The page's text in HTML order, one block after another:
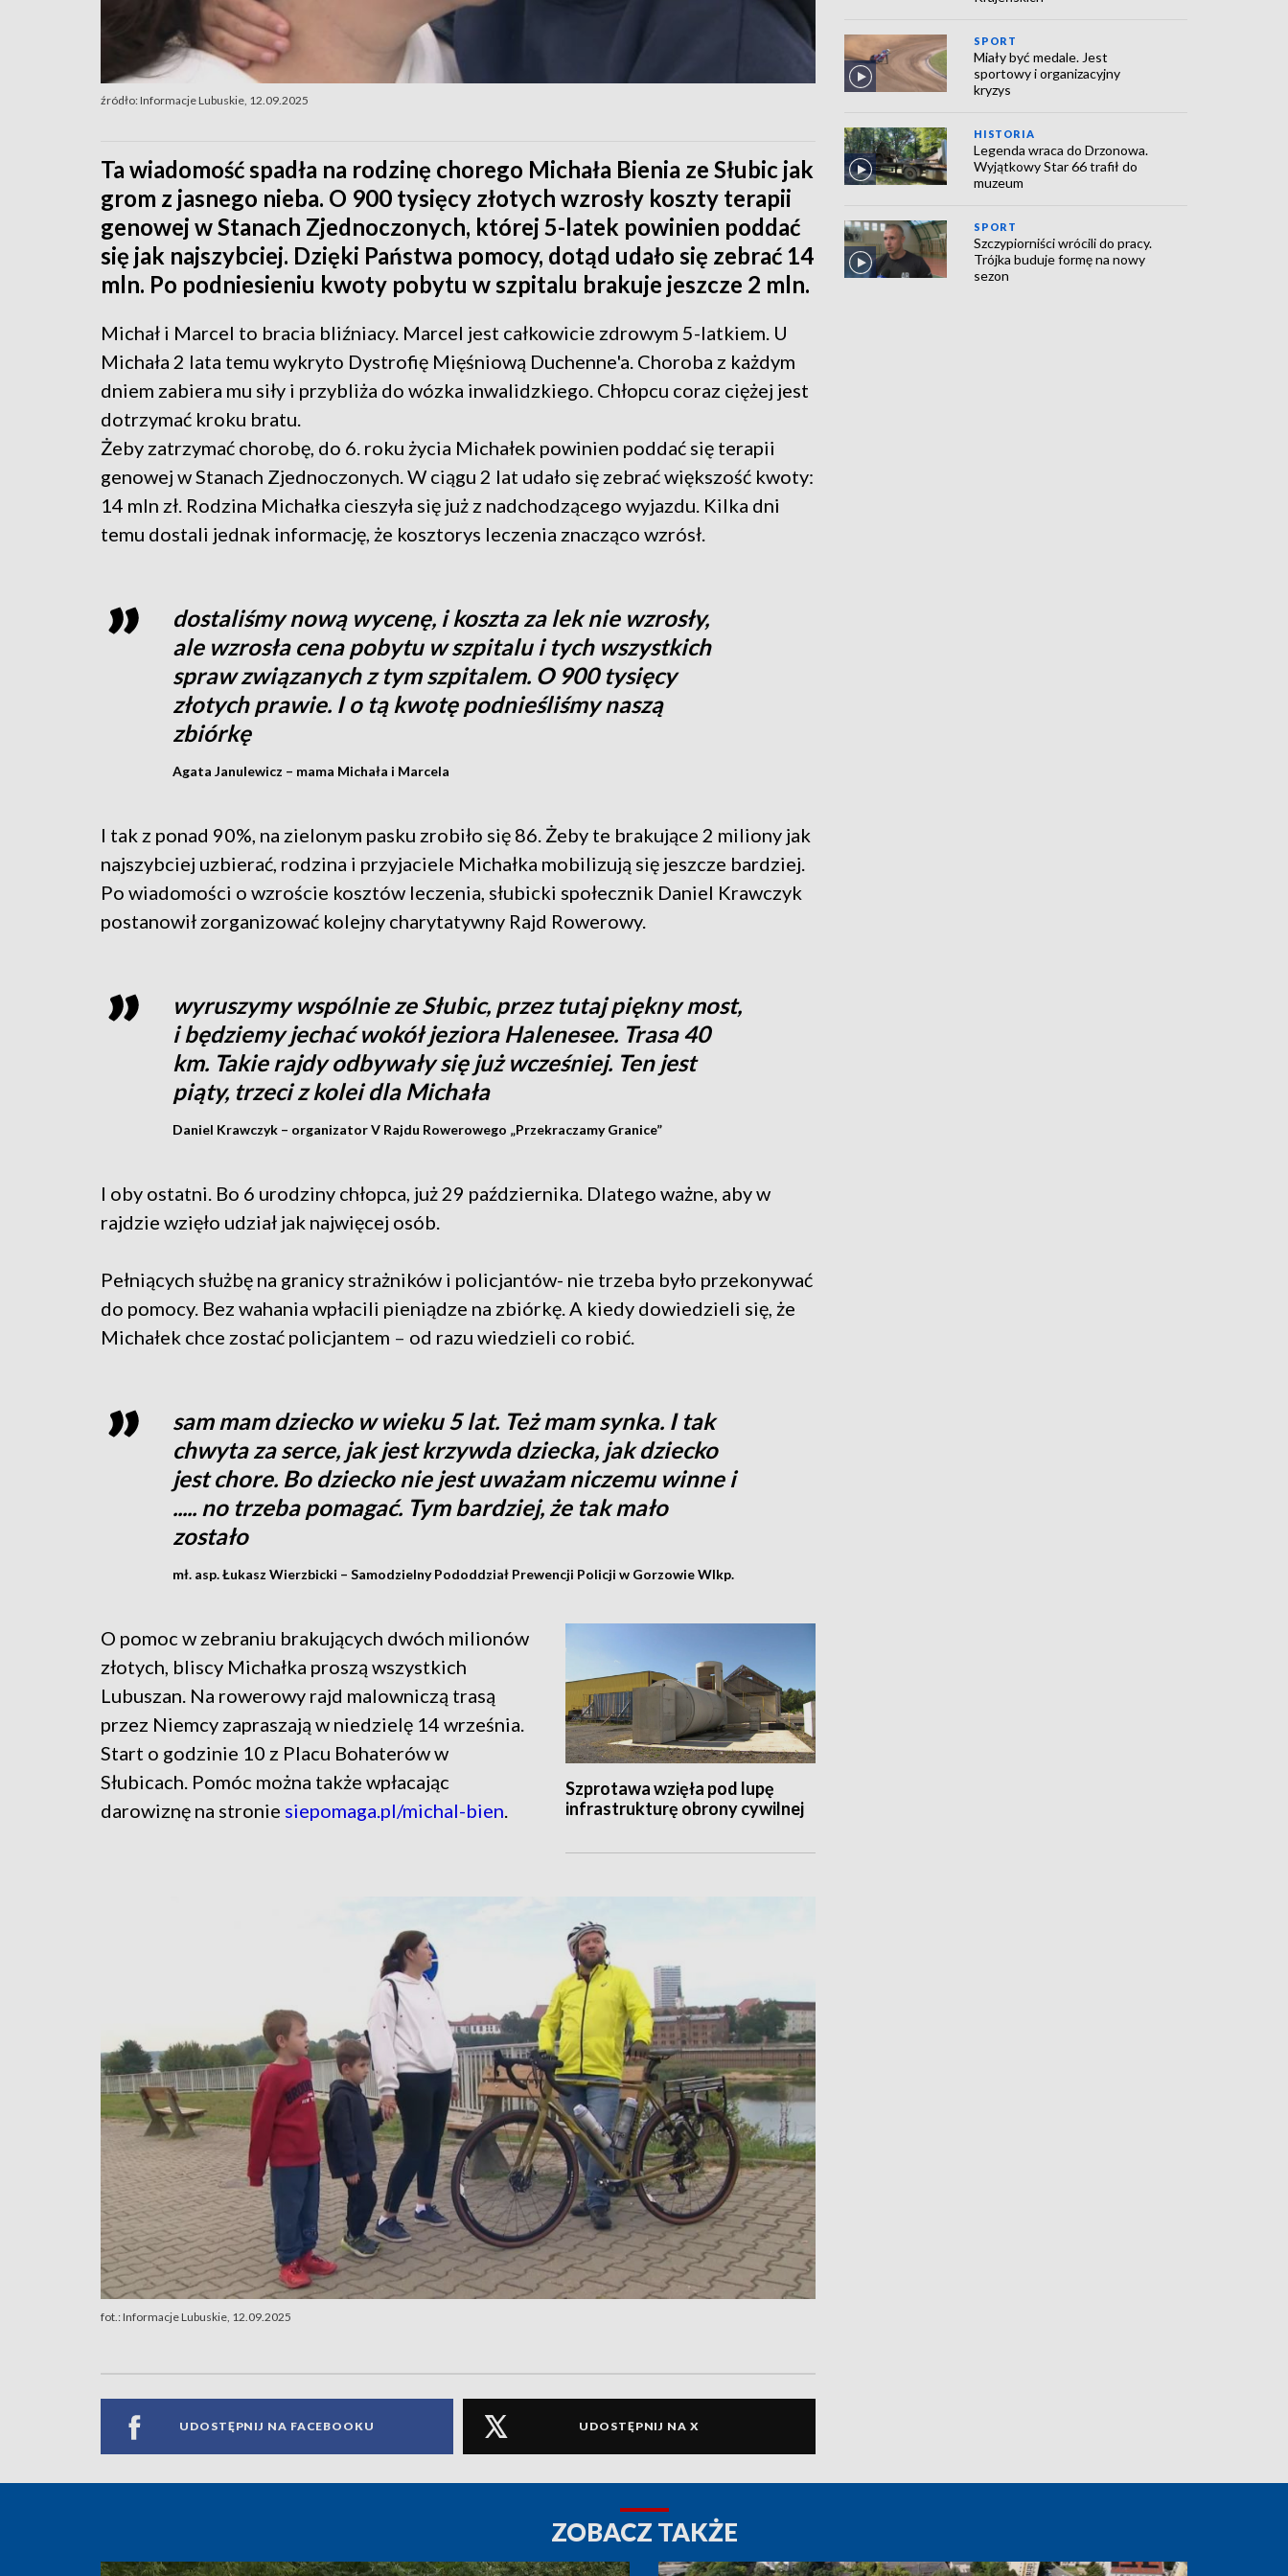
źródło: Informacje Lubuskie, 12.09.2025
Ta wiadomość spadła na rodzinę chorego Michała Bienia ze Słubic jak
grom z jasnego nieba. O 900 tysięcy złotych wzrosły koszty terapii
genowej w Stanach Zjednoczonych, której 5-latek powinien poddać
się jak najszybciej. Dzięki Państwa pomocy, dotąd udało się zebrać 14
mln. Po podniesieniu kwoty pobytu w szpitalu brakuje jeszcze 2 mln.
Michał i Marcel to bracia bliźniacy. Marcel jest całkowicie zdrowym 5-latkiem. U
Michała 2 lata temu wykryto Dystrofię Mięśniową Duchenne'a. Choroba z każdym
dniem zabiera mu siły i przybliża do wózka inwalidzkiego. Chłopcu coraz ciężej jest
dotrzymać kroku bratu.
Żeby zatrzymać chorobę, do 6. roku życia Michałek powinien poddać się terapii
genowej w Stanach Zjednoczonych. W ciągu 2 lat udało się zebrać większość kwoty:
14 mln zł. Rodzina Michałka cieszyła się już z nadchodzącego wyjazdu. Kilka dni
temu dostali jednak informację, że kosztorys leczenia znacząco wzrósł.
dostaliśmy nową wycenę, i koszta za lek nie wzrosły,
ale wzrosła cena pobytu w szpitalu i tych wszystkich
spraw związanych z tym szpitalem. O 900 tysięcy
złotych prawie. I o tą kwotę podnieśliśmy naszą
zbiórkę
Agata Janulewicz – mama Michała i Marcela
I tak z ponad 90%, na zielonym pasku zrobiło się 86. Żeby te brakujące 2 miliony jak
najszybciej uzbierać, rodzina i przyjaciele Michałka mobilizują się jeszcze bardziej.
Po wiadomości o wzroście kosztów leczenia, słubicki społecznik Daniel Krawczyk
postanowił zorganizować kolejny charytatywny Rajd Rowerowy.
wyruszymy wspólnie ze Słubic, przez tutaj piękny most,
i będziemy jechać wokół jeziora Halenesee. Trasa 40
km. Takie rajdy odbywały się już wcześniej. Ten jest
piąty, trzeci z kolei dla Michała
Daniel Krawczyk – organizator V Rajdu Rowerowego „Przekraczamy Granice”
I oby ostatni. Bo 6 urodziny chłopca, już 29 października. Dlatego ważne, aby w
rajdzie wzięło udział jak najwięcej osób.
Pełniących służbę na granicy strażników i policjantów- nie trzeba było przekonywać
do pomocy. Bez wahania wpłacili pieniądze na zbiórkę. A kiedy dowiedzieli się, że
Michałek chce zostać policjantem – od razu wiedzieli co robić.
sam mam dziecko w wieku 5 lat. Też mam synka. I tak
chwyta za serce, jak jest krzywda dziecka, jak dziecko
jest chore. Bo dziecko nie jest uważam niczemu winne i
..... no trzeba pomagać. Tym bardziej, że tak mało
zostało
mł. asp. Łukasz Wierzbicki – Samodzielny Pododdział Prewencji Policji w Gorzowie Wlkp.
Szprotawa wzięła pod lupę
infrastrukturę obrony cywilnej
O pomoc w zebraniu brakujących dwóch milionów
złotych, bliscy Michałka proszą wszystkich
Lubuszan. Na rowerowy rajd malowniczą trasą
przez Niemcy zapraszają w niedzielę 14 września.
Start o godzinie 10 z Placu Bohaterów w
Słubicach. Pomóc można także wpłacając
darowiznę na stronie siepomaga.pl/michal-bien
fot.: Informacje Lubuskie, 12.09.2025
UDOSTĘPNIJ NA FACEBOOKU UDOSTĘPNIJ NA X
SPORT
Miały być medale. Jest
sportowy i organizacyjny
kryzys
HISTORIA
Legenda wraca do Drzonowa.
Wyjątkowy Star 66 trafił do
muzeum
SPORT
Szczypiorniści wrócili do pracy.
Trójka buduje formę na nowy
sezon
ZOBACZ TAKŻE